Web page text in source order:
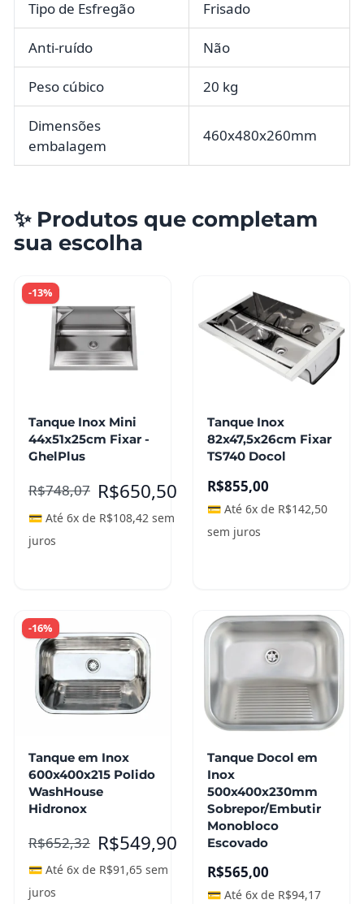
Tipo de Esfregão Frisado
Anti-ruído Não
Peso cúbico 20 kg
Dimensões
embalagem
460x480x260mm
✨ Produtos que completam
sua escolha
-13%
Tanque Inox Mini
44x51x25cm Fixar -
GhelPlus
R$748,07 R$650,50
💳 Até 6x de R$108,42 sem
juros
Tanque Inox
82x47,5x26cm Fixar
TS740 Docol
R$855,00
💳 Até 6x de R$142,50
sem juros
-16%
Tanque em Inox
600x400x215 Polido
WashHouse
Hidronox
R$652,32 R$549,90
💳 Até 6x de R$91,65 sem
juros
Tanque Docol em
Inox
500x400x230mm
Sobrepor/Embutir
Monobloco
Escovado
R$565,00
💳 Até 6x de R$94,17